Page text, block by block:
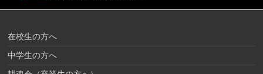
在校生の方へ
中学生の方へ